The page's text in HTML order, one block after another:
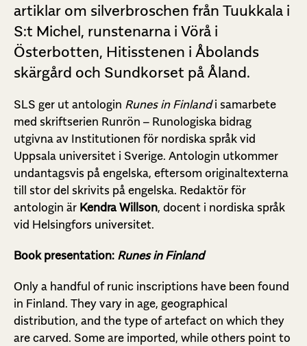
artiklar om silverbroschen från Tuukkala i
S:t Michel, runstenarna i Vörå i
Österbotten, Hitisstenen i Åbolands
skärgård och Sundkorset på Åland.
SLS ger ut antologin Runes in Finlandi samarbete
med skriftserien Runrön – Runologiska bidrag
utgivna av Institutionen för nordiska språk vid
Uppsala universitet i Sverige. Antologin utkommer
undantagsvis på engelska, eftersom originaltexterna
till stor del skrivits på engelska. Redaktör för
antologin är Kendra Willson, docent i nordiska språk
vid Helsingfors universitet.
Book presentation: Runes in Finland
Only a handful of runic inscriptions have been found
in Finland. They vary in age, geographical
distribution, and the type of artefact on which they
are carved. Some are imported, while others point to